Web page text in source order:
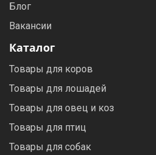
Блог
Вакансии
Каталог
Товары для коров
Товары для лошадей
Товары для овец и коз
Товары для птиц
Товары для собак